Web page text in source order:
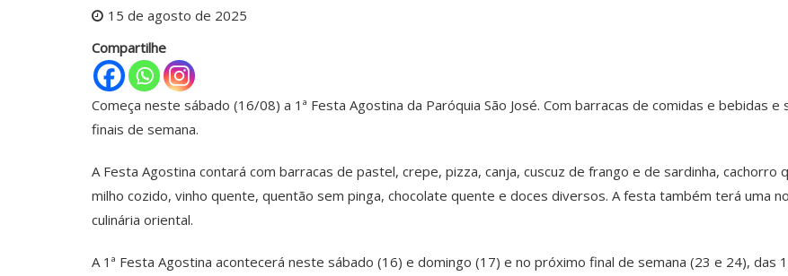
15 de agosto de 2025
Compartilhe
Começa neste sábado (16/08) a 1ª Festa Agostina da Paróquia São José. Com barracas de comidas e bebidas
finais de semana.
A Festa Agostina contará com barracas de pastel, crepe, pizza, canja, cuscuz de frango e de sardinha, cachorro
milho cozido, vinho quente, quentão sem pinga, chocolate quente e doces diversos. A festa também terá uma
culinária oriental.
A 1ª Festa Agostina acontecerá neste sábado (16) e domingo (17) e no próximo final de semana (23 e 24), das